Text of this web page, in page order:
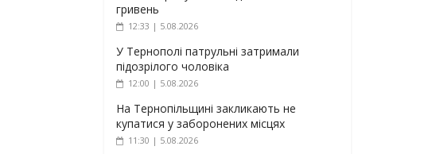
гривень
12:33 | 5.08.2026
У Тернополі патрульні затримали
підозрілого чоловіка
12:00 | 5.08.2026
На Тернопільщині закликають не
купатися у заборонених місцях
11:30 | 5.08.2026